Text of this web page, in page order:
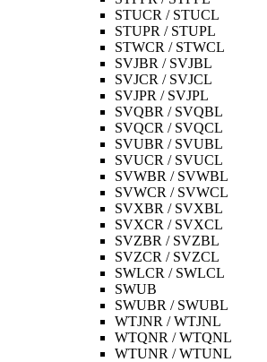
STUCR / STUCL
STUPR / STUPL
STWCR / STWCL
SVJBR / SVJBL
SVJCR / SVJCL
SVJPR / SVJPL
SVQBR / SVQBL
SVQCR / SVQCL
SVUBR / SVUBL
SVUCR / SVUCL
SVWBR / SVWBL
SVWCR / SVWCL
SVXBR / SVXBL
SVXCR / SVXCL
SVZBR / SVZBL
SVZCR / SVZCL
SWLCR / SWLCL
SWUB
SWUBR / SWUBL
WTJNR / WTJNL
WTQNR / WTQNL
WTUNR / WTUNL